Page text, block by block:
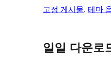
고정 게시물, 테마
일일 다운로